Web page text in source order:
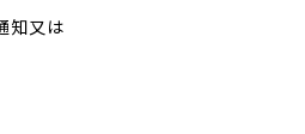
知又は